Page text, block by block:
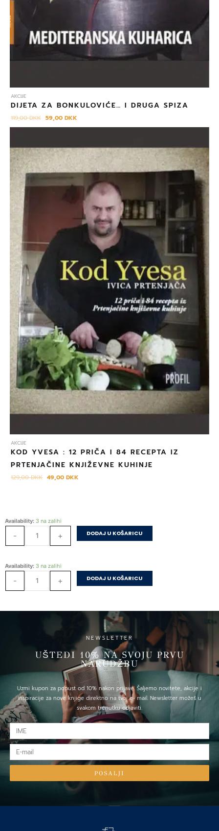
AKCIJE
DIJETA ZA BONKULOVIĆE… I DRUGA SPIZA
119,00DKK 59,00DKK
AKCIJE
KOD YVESA : 12 PRIČA I 84 RECEPTA IZ
PRTENJAČINE KNJIŽEVNE KUHINJE
129,00DKK
Izvorna
je:
129,00 DKK.
49,00DKK
Trenutna
49,00 DKK.
Availability: 3 na zalihi
-
Bistro
hrvatskog
+ DODAJ U KOŠARICU
Availability: 3 na zalihi
-
Bistro
+ DODAJ U KOŠARICU
NEWSLETTER
UŠTEDI 10% NA SVOJU PRVU
NARUDŽBU
Uzmi kupon za popust od 10% nakon prijave. Šaljemo novitete, akcije i
inspiracije za nove knjige direktno na tvoj e- mail. Newsletter možeš u
svakom trenutku odjaviti.
IME
mail
POSALJI